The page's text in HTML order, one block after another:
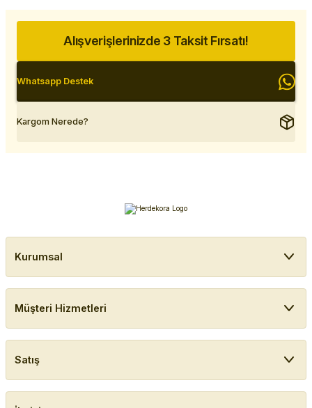
Alışverişlerinizde 3 Taksit Fırsatı!
Whatsapp Destek
Kargom Nerede?
Kurumsal
Müşteri Hizmetleri
Satış